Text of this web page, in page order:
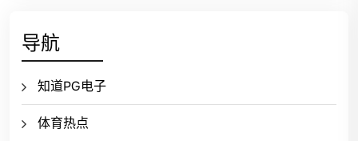
导航
知道PG电子
体育热点